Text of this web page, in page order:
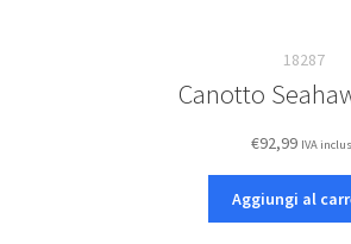
18287
Canotto
€92,99 IVA
Aggiungi al